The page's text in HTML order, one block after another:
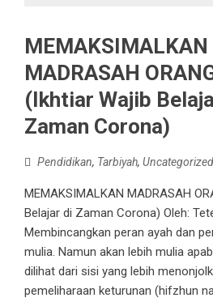
MEMAKSIMALKAN
MADRASAH
(Ikhtiar Wajib
Zaman Corona)
Pendidikan, Tarbiyah, Uncategorized
MEMAKSIMALKAN MADRASAH
Belajar di Zaman Corona) Oleh:
Membincangkan peran ayah dan
mulia. Namun akan lebih mulia
dilihat dari sisi yang lebih
pemeliharaan keturunan (hifzhun